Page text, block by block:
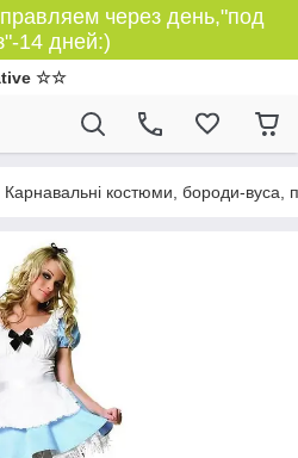
через день,"под
14 дней:)
☆☆
Карнавальні костюми, бороди-вуса,